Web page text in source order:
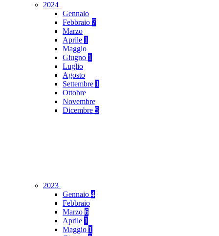
2024
Gennaio
Febbraio 7
Marzo
Aprile 1
Maggio
Giugno 1
Luglio
Agosto
Settembre 1
Ottobre
Novembre
Dicembre 5
2023
Gennaio 4
Febbraio
Marzo 6
Aprile 1
Maggio 1